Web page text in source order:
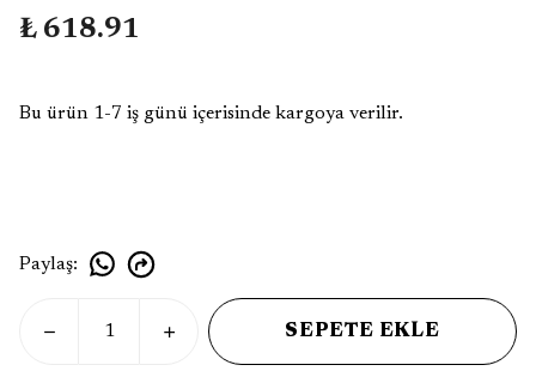
₺ 618.91
Bu ürün 1-7 iş günü içerisinde kargoya verilir.
Paylaş:
SEPETE EKLE